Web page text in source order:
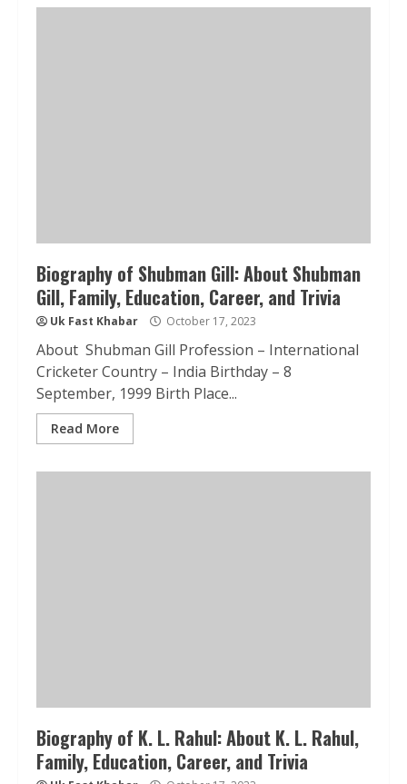
Biography of Shubman Gill: About Shubman
Gill, Family, Education, Career, and Trivia
Uk Fast Khabar October 17, 2023
About Shubman Gill Profession – International
Cricketer Country – India Birthday – 8
September, 1999 Birth Place...
Read More
Biography of K. L. Rahul: About K. L. Rahul,
Family, Education, Career, and Trivia